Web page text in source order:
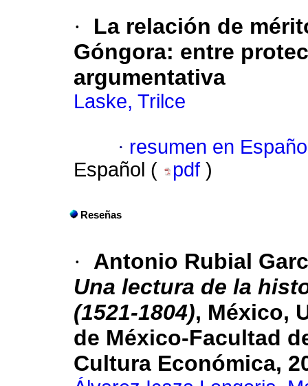
·
La relación de
Góngora: entre
argumentativa
Laske, Trilce
· resumen en
Español (
pdf )
Reseñas
·
Antonio Rubial
Una lectura de la
(1521-1804), México,
de México-Facultad
Cultura Económica,